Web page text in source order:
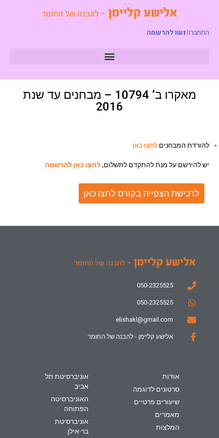
התחברו|גשו להרשמה
מאקרו ב’ 10794 – מבחנים עד שנת
2016
להורדת המבחנים לחצו כאן
יש להירשם על מנת להתקדם לתשלום,לחצו כאן להרשמה
לרכישת הצפייה בקורס לחצו כאן
050-2325525
050-2325525
elishakl@gmail.com
אלישע קליימן - להבנה של החומר
אודות
סרטונים לדוגמה
שיעורים פרטיים
מאמרים
המלצות
אוניברסיטת תל
אביב
האוניברסיטה
הפתוחה
אוניברסיטת
בר-אילן